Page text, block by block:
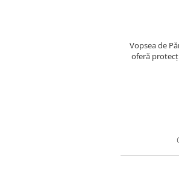
Vopsea de
oferă